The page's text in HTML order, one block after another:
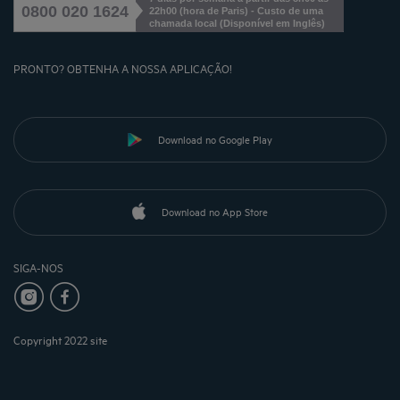
0800 020 1624
22h00 (hora de Paris) - Custo de uma
chamada local (Disponível em Inglês)
PRONTO? OBTENHA A NOSSA APLICAÇÃO!
Download no Google Play
Download no App Store
SIGA-NOS
Copyright 2022 site